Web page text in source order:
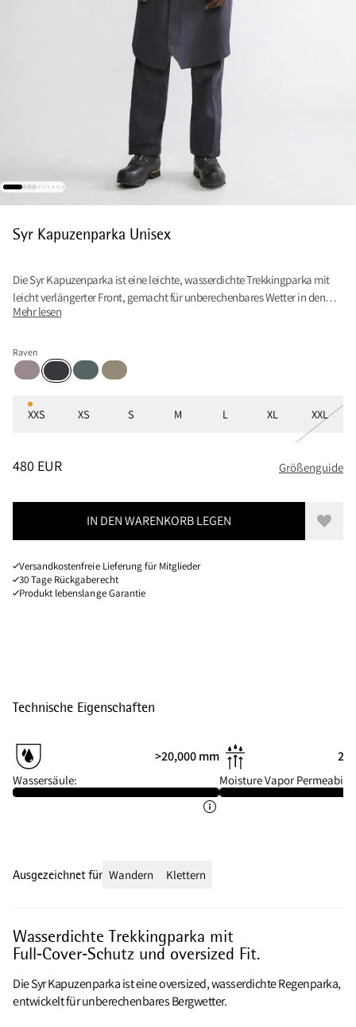
Syr Kapuzenparka Unisex
Die Syr Kapuzenparka ist eine leichte, wasserdichte Trekkingparka mit
leicht verlängerter Front, gemacht für unberechenbares Wetter in den
Bergen. Made for the worst scenarios and the best of days.
Mehr lesen
Raven
Purple Dove
RavenTeal GreySilver Green
Größen
XXS XS S M L XL XXL
PREIS: 480 EUR, REDUZIERT VON 480 EUR
480 EUR Größenguide
IN DEN WARENKORB LEGEN Zur
Versandkostenfreie Lieferung für Mitglieder
30 Tage Rückgaberecht
Produkt lebenslange Garantie
Technische Eigenschaften
>20,000 mm
Wassersäule:
20
Moisture Vapor
Wasserdichte Trekkingparka mit
Full‑Cover‑Schutz und oversized Fit.
Die Syr Kapuzenparka ist eine oversized, wasserdichte Regenparka,
entwickelt für unberechenbares Bergwetter.
Ausgezeichnet für Wandern Klettern